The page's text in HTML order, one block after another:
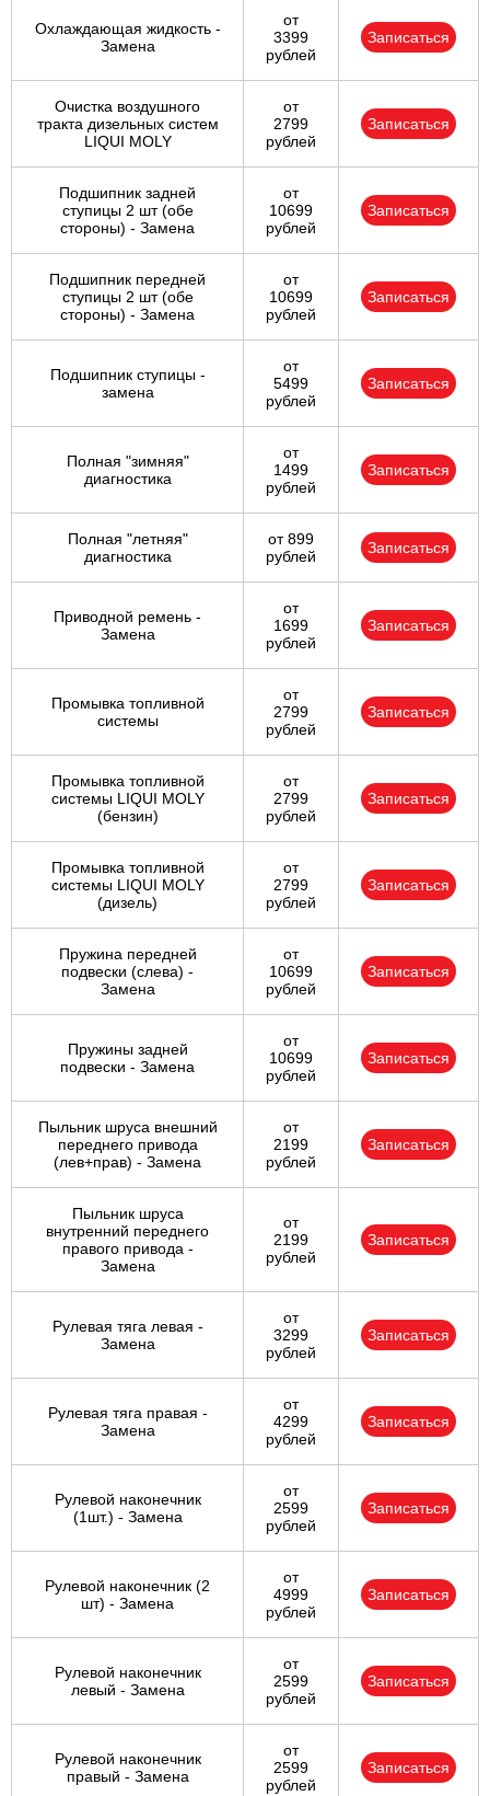
Охлаждающая жидкость -
Замена
от
3399
рублей
Записаться
Очистка воздушного
тракта дизельных систем
LIQUI MOLY
от
2799
рублей
Записаться
Подшипник задней
ступицы 2 шт (обе
стороны) - Замена
от
10699
рублей
Записаться
Подшипник передней
ступицы 2 шт (обе
стороны) - Замена
от
10699
рублей
Записаться
Подшипник ступицы -
замена
от
5499
рублей
Записаться
Полная "зимняя"
диагностика
от
1499
рублей
Записаться
Полная "летняя"
диагностика
от 899
рублей
Записаться
Приводной ремень -
Замена
от
1699
рублей
Записаться
Промывка топливной
системы
от
2799
рублей
Записаться
Промывка топливной
системы LIQUI MOLY
(бензин)
от
2799
рублей
Записаться
Промывка топливной
системы LIQUI MOLY
(дизель)
от
2799
рублей
Записаться
Пружина передней
подвески (слева) -
Замена
от
10699
рублей
Записаться
Пружины задней
подвески - Замена
от
10699
рублей
Записаться
Пыльник шруса внешний
переднего привода
(лев+прав) - Замена
от
2199
рублей
Записаться
Пыльник шруса
внутренний переднего
правого привода -
Замена
от
2199
рублей
Записаться
Рулевая тяга левая -
Замена
от
3299
рублей
Записаться
Рулевая тяга правая -
Замена
от
4299
рублей
Записаться
Рулевой наконечник
(1шт.) - Замена
от
2599
рублей
Записаться
Рулевой наконечник (2
шт) - Замена
от
4999
рублей
Записаться
Рулевой наконечник
левый - Замена
от
2599
рублей
Записаться
Рулевой наконечник
правый - Замена
от
2599
рублей
Записаться